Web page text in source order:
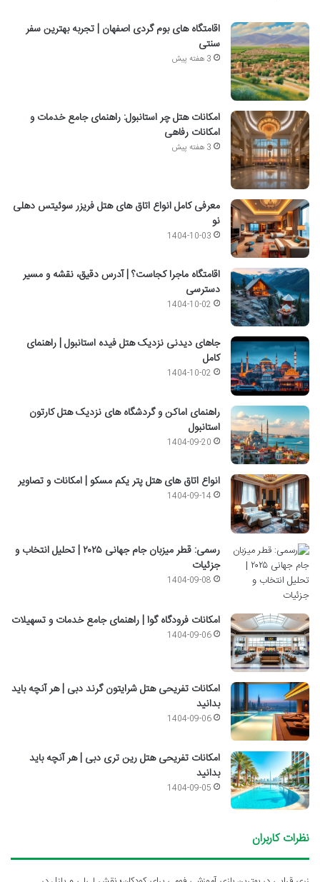
اقامتگاه های بوم گردی اصفهان | تجربه بهترین سفر
سنتی
3 هفته پیش
امکانات هتل چر استانبول: راهنمای جامع خدمات و
امکانات رفاهی
3 هفته پیش
معرفی کامل انواع اتاق های هتل فریزر سوئیتس دهلی
نو
1404-10-03
اقامتگاه ماجرا کجاست؟ | آدرس دقیق، نقشه و مسیر
دسترسی
1404-10-02
جاهای دیدنی نزدیک هتل فیده استانبول | راهنمای
کامل
1404-10-02
راهنمای اماکن و گردشگاه های نزدیک هتل کارتون
استانبول
1404-09-20
انواع اتاق های هتل پتر یکم مسکو | امکانات و تصاویر
1404-09-14
رسمی: قطر میزبان جام جهانی ۲۰۲۵ | تحلیل انتخاب و
جزئیات
1404-09-08
امکانات فرودگاه گوا | راهنمای جامع خدمات و تسهیلات
1404-09-06
امکانات تفریحی هتل شرایتون گرند دبی | هر آنچه باید
بدانید
1404-09-06
امکانات تفریحی هتل رین تری دبی | هر آنچه باید
بدانید
1404-09-05
نظرات کاربران